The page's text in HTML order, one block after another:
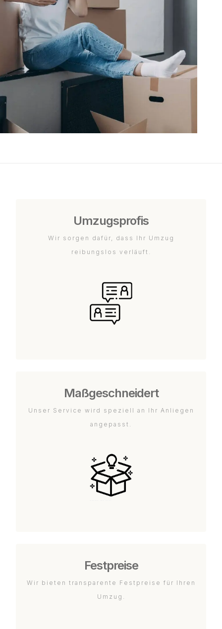
Umzugsprofis
Wir sorgen dafür, dass Ihr Umzug
reibungslos verläuft.
Maßgeschneidert
Unser Service wird speziell an Ihr Anliegen
angepasst.
Festpreise
Wir bieten transparente Festpreise für Ihren
Umzug.